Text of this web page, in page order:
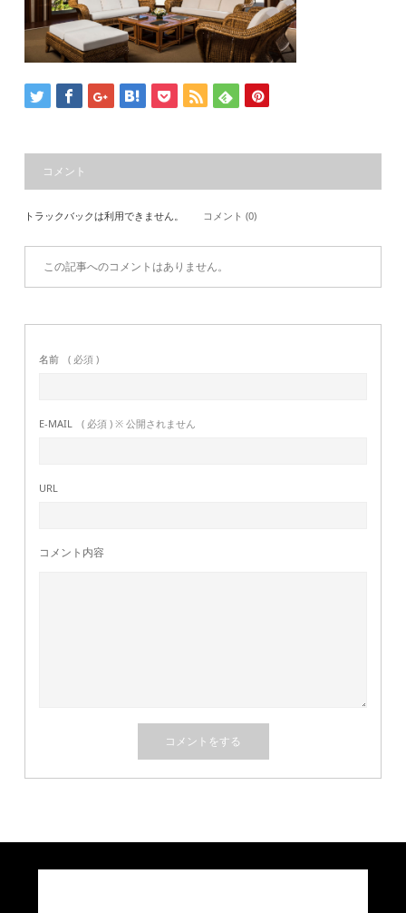
コメント
トラックバックは利用できません。 コメント (0)
この記事へのコメントはありません。
名前 ( 必須 )
E-MAIL ( 必須 ) ※ 公開されません
URL
コメント内容